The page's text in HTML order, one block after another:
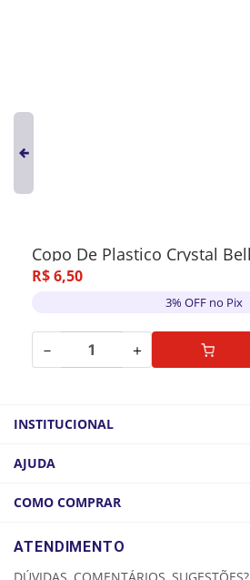
R$ 6,50
3% OFF no Pix
－ ＋
INSTITUCIONAL
COMO CHEGAR
AJUDA
COMO COMPRAR
CADASTRE-SE
ATENDIMENTO